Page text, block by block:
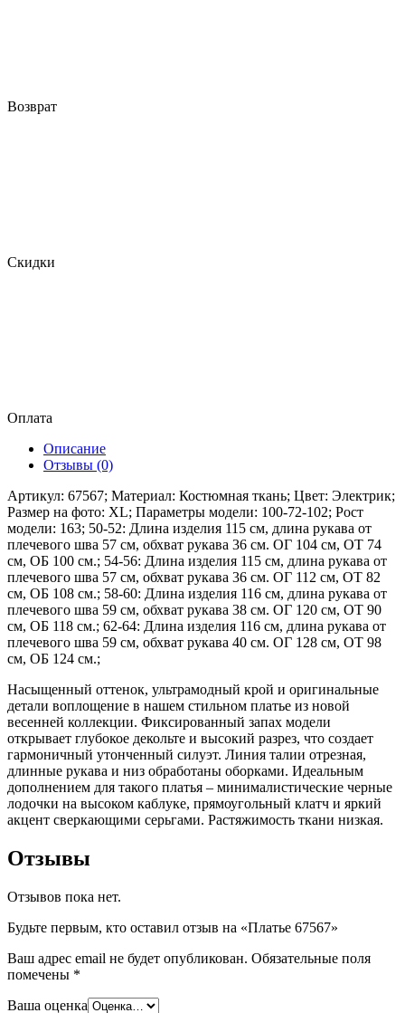
Возврат
Скидки
Оплата
Описание
Отзывы (0)
Артикул: 67567; Материал: Костюмная ткань; Цвет: Электрик;
Размер на фото: XL; Параметры модели: 100-72-102; Рост
модели: 163; 50-52: Длина изделия 115 см, длина рукава от
плечевого шва 57 см, обхват рукава 36 см. ОГ 104 см, ОТ 74
см, ОБ 100 см.; 54-56: Длина изделия 115 см, длина рукава от
плечевого шва 57 см, обхват рукава 36 см. ОГ 112 см, ОТ 82
см, ОБ 108 см.; 58-60: Длина изделия 116 см, длина рукава от
плечевого шва 59 см, обхват рукава 38 см. ОГ 120 см, ОТ 90
см, ОБ 118 см.; 62-64: Длина изделия 116 см, длина рукава от
плечевого шва 59 см, обхват рукава 40 см. ОГ 128 см, ОТ 98
см, ОБ 124 см.;
Насыщенный оттенок, ультрамодный крой и оригинальные
детали воплощение в нашем стильном платье из новой
весенней коллекции. Фиксированный запах модели
открывает глубокое декольте и высокий разрез, что создает
гармоничный утонченный силуэт. Линия талии отрезная,
длинные рукава и низ обработаны оборками. Идеальным
дополнением для такого платья – минималистические черные
лодочки на высоком каблуке, прямоугольный клатч и яркий
акцент сверкающими серьгами. Растяжимость ткани низкая.
Отзывы
Отзывов пока нет.
Будьте первым, кто оставил отзыв на «Платье 67567»
Ваш адрес email не будет опубликован. Обязательные поля
помечены *
Ваша оценка